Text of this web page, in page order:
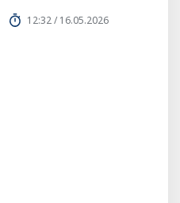
12:32 / 16.05.2026